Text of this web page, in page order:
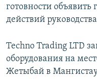
готовности объявить
действий
Techno Trading LTD
оборудования на
Жетыбай в